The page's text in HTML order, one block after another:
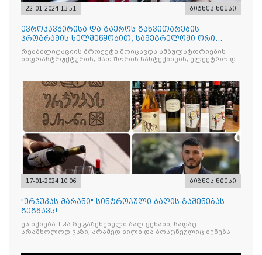
22-01-2024 13:51 ბიზნეს ნიუსი
ევროკავშირისა და გაეროს განვითარების
პროგრამის ხელშეწყობით, სამეგრელოში ორი
განახლებული ამბულატორია გაიხსნა
რეაბილიტაციის პროექტი მოიცავდა ამბულატორიების
ინფრასტრუქტურის, მათ შორის სანტექნიკის, ელექტრო და
17-01-2024 10:06 ბიზნეს ნიუსი
"ურჯუკას მარანი" სინტროპული ბაღის გაშენებას
გეგმავს!
ეს იქნება 1 ჰა-ზე გაშენებული ბაღ-ვენახი, სადაც
არამხოლოდ ვაზი, არამედ ხილი და ბოსტნეულიც იქნება